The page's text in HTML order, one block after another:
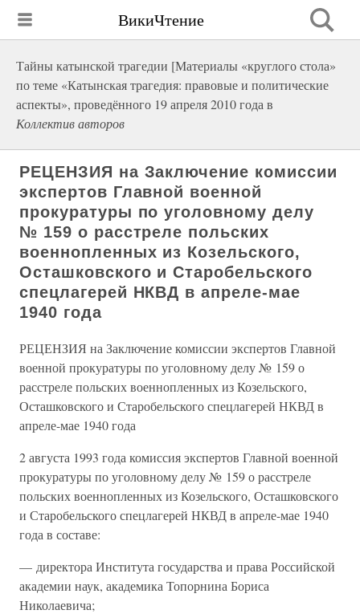
ВикиЧтение
Тайны катынской трагедии [Материалы «круглого стола»
по теме «Катынская трагедия: правовые и политические
аспекты», проведённого 19 апреля 2010 года в
Коллектив авторов
РЕЦЕНЗИЯ на Заключение комиссии
экспертов Главной военной
прокуратуры по уголовному делу
№ 159 о расстреле польских
военнопленных из Козельского,
Осташковского и Старобельского
спецлагерей НКВД в апреле-мае
1940 года
РЕЦЕНЗИЯ на Заключение комиссии экспертов Главной
военной прокуратуры по уголовному делу № 159 о
расстреле польских военнопленных из Козельского,
Осташковского и Старобельского спецлагерей НКВД в
апреле-мае 1940 года
2 августа 1993 года комиссия экспертов Главной военной
прокуратуры по уголовному делу № 159 о расстреле
польских военнопленных из Козельского, Осташковского
и Старобельского спецлагерей НКВД в апреле-мае 1940
года в составе:
— директора Института государства и права Российской
академии наук, академика Топорнина Бориса
Николаевича;